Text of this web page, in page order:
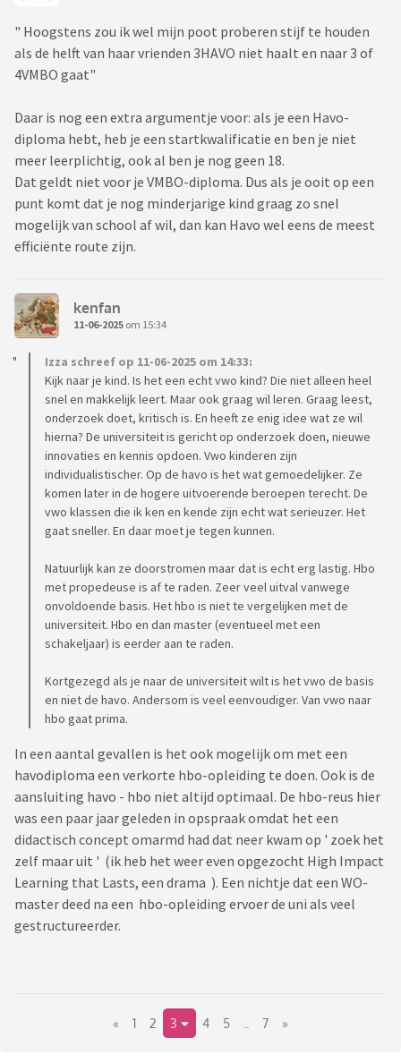
" Hoogstens zou ik wel mijn poot proberen stijf te houden
als de helft van haar vrienden 3HAVO niet haalt en naar 3 of
4VMBO gaat"
Daar is nog een extra argumentje voor: als je een Havo-
diploma hebt, heb je een startkwalificatie en ben je niet
meer leerplichtig, ook al ben je nog geen 18.
Dat geldt niet voor je VMBO-diploma. Dus als je ooit op een
punt komt dat je nog minderjarige kind graag zo snel
mogelijk van school af wil, dan kan Havo wel eens de meest
efficiënte route zijn.
kenfan
11-06-2025 om 15:34
Izza schreef op 11-06-2025 om 14:33:
Kijk naar je kind. Is het een echt vwo kind? Die niet alleen heel
snel en makkelijk leert. Maar ook graag wil leren. Graag leest,
onderzoek doet, kritisch is. En heeft ze enig idee wat ze wil
hierna? De universiteit is gericht op onderzoek doen, nieuwe
innovaties en kennis opdoen. Vwo kinderen zijn
individualistischer. Op de havo is het wat gemoedelijker. Ze
komen later in de hogere uitvoerende beroepen terecht. De
vwo klassen die ik ken en kende zijn echt wat serieuzer. Het
gaat sneller. En daar moet je tegen kunnen.
Natuurlijk kan ze doorstromen maar dat is echt erg lastig. Hbo
met propedeuse is af te raden. Zeer veel uitval vanwege
onvoldoende basis. Het hbo is niet te vergelijken met de
universiteit. Hbo en dan master (eventueel met een
schakeljaar) is eerder aan te raden.
Kortgezegd als je naar de universiteit wilt is het vwo de basis
en niet de havo. Andersom is veel eenvoudiger. Van vwo naar
hbo gaat prima.
In een aantal gevallen is het ook mogelijk om met een
havodiploma een verkorte hbo-opleiding te doen. Ook is de
aansluiting havo - hbo niet altijd optimaal. De hbo-reus hier
was een paar jaar geleden in opspraak omdat het een
didactisch concept omarmd had dat neer kwam op ' zoek het
zelf maar uit ' (ik heb het weer even opgezocht High Impact
Learning that Lasts, een drama ). Een nichtje dat een WO-
master deed na een hbo-opleiding ervoer de uni als veel
gestructureerder.
« 1 2 3 4 5 7 »